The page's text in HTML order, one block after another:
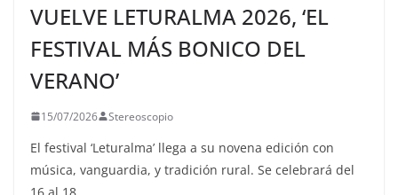
VUELVE LETURALMA 2026, ‘EL
FESTIVAL MÁS BONICO DEL
VERANO’
15/07/2026 Stereoscopio
El festival ‘Leturalma’ llega a su novena edición con
música, vanguardia, y tradición rural. Se celebrará del